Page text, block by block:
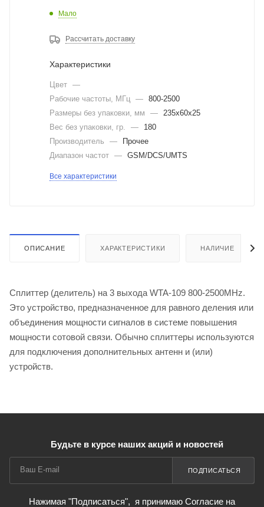
Мало
Рассчитать доставку
Характеристики
Цвет —
Рабочие частоты, МГц
— 800-2500
Размеры без упаковки, мм
—
235x60x25
Вес без упаковки, гр.
—
180
Производитель
—
Прочее
Диапазон частот — GSM/DCS/UMTS
Все характеристики
ОПИСАНИЕ ХАРАКТЕРИСТИКИ НАЛИЧИЕ
Сплиттер (делитель) на 3 выхода WTA-109 800-2500MHz.
Это устройство, предназначенное для равного деления или
объединения мощности сигналов в системе повышения
мощности сотовой связи. Обычно сплиттеры используются
для подключения дополнительных антенн и (или)
устройств.
Будьте в курсе наших акций и новостей
ПОДПИСАТЬСЯ
Нажимая "Подписаться", я принимаю Согласие на